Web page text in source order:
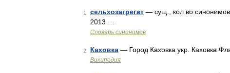
1 сельхозагрегат — сущ., кол во
2013 …
Словарь синонимов
2 Каховка — Город Каховка укр. Каховка
Википедия